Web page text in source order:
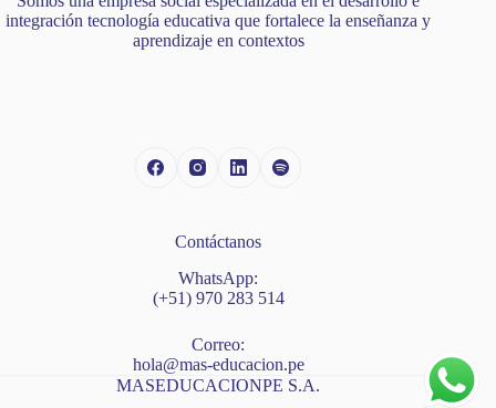
integración tecnología educativa que fortalece la enseñanza y
aprendizaje en contextos
Contáctanos
WhatsApp:
(+51) 970 283 514
Correo:
hola@mas-educacion.pe
MASEDUCACIONPE S.A.